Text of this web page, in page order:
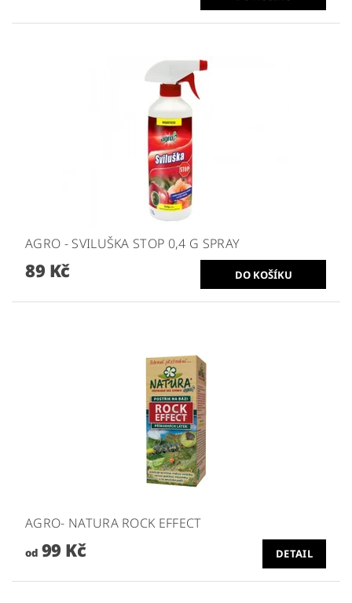
AGRO - SVILUŠKA STOP 0,4 G SPRAY
89 Kč
AGRO- NATURA ROCK EFFECT
od99 Kč DETAIL